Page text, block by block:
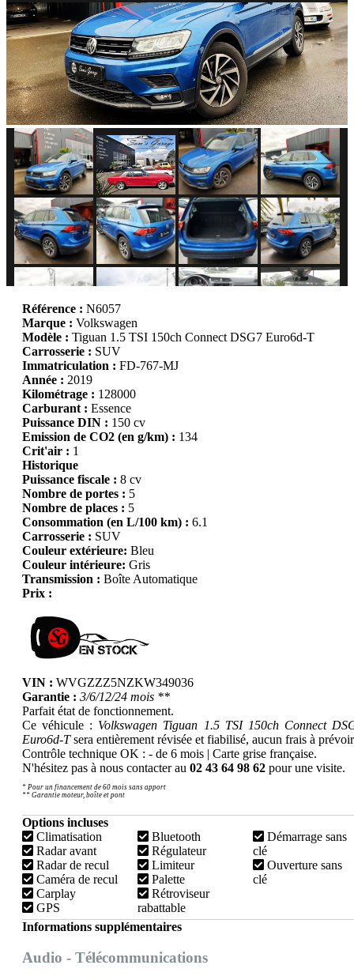
Référence : N6057
Marque : Volkswagen
Modèle : Tiguan 1.5 TSI 150ch Connect DSG7 Euro6d-T
Carrosserie : SUV
Immatriculation : FD-767-MJ
Année : 2019
Kilométrage : 128000
Carburant : Essence
Puissance DIN : 150 cv
Emission de CO2 (en g/km) : 134
Crit'air : 1
Historique
Puissance fiscale : 8 cv
Nombre de portes : 5
Nombre de places : 5
Consommation (en L/100 km) : 6.1
Carrosserie : SUV
Couleur extérieure: Bleu
Couleur intérieure: Gris
Transmission : Boîte Automatique
Prix :
VIN : WVGZZZ5NZKW349036
Garantie : 3/6/12/24 mois **
Parfait état de fonctionnement.
Ce véhicule : Volkswagen Tiguan 1.5 TSI 150ch Connect
Euro6d-Tsera entièrement révisée et fiabilisé, aucun frais à
Contrôle technique OK : - de 6 mois | Carte grise française.
N'hésitez pas à nous contacter au 02 43 64 98 62 pour une visite.
* Pour un financement de 60 mois sans apport
** Garantie moteur, boîte et pont
Options incluses
Climatisation
Radar avant
Radar de recul
Caméra de recul
Carplay
GPS
Bluetooth
Régulateur
Limiteur
Palette
Rétroviseur
rabattable
Démarrage sans
clé
Ouverture sans
clé
Informations supplémentaires
Audio - Télécommunications